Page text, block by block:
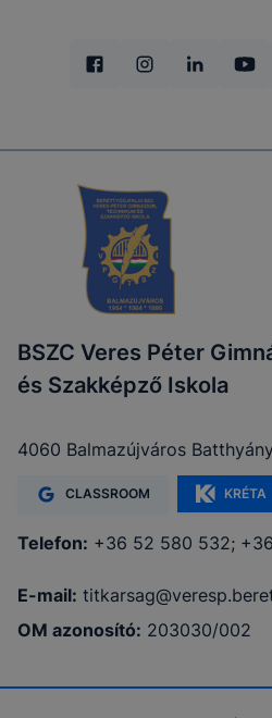
BSZC Veres Péter
és Szakképző Iskola
4060 Balmazújváros
CLASSROOM KRÉTA
Telefon: +36 52 580 532;
E-mail:
OM azonosító: 203030/002